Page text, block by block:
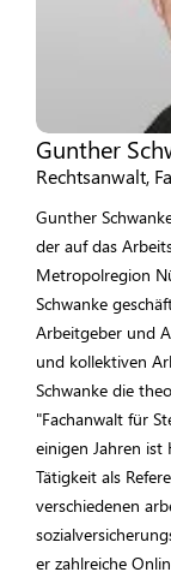
Gunther
Rechtsanwalt,
Gunther
der auf das
Metropolregion
Schwanke
Arbeitgeber und
und kollektiven
Schwanke die
"Fachanwalt für
einigen Jahren ist
Tätigkeit als
verschiedenen
er zahlreiche